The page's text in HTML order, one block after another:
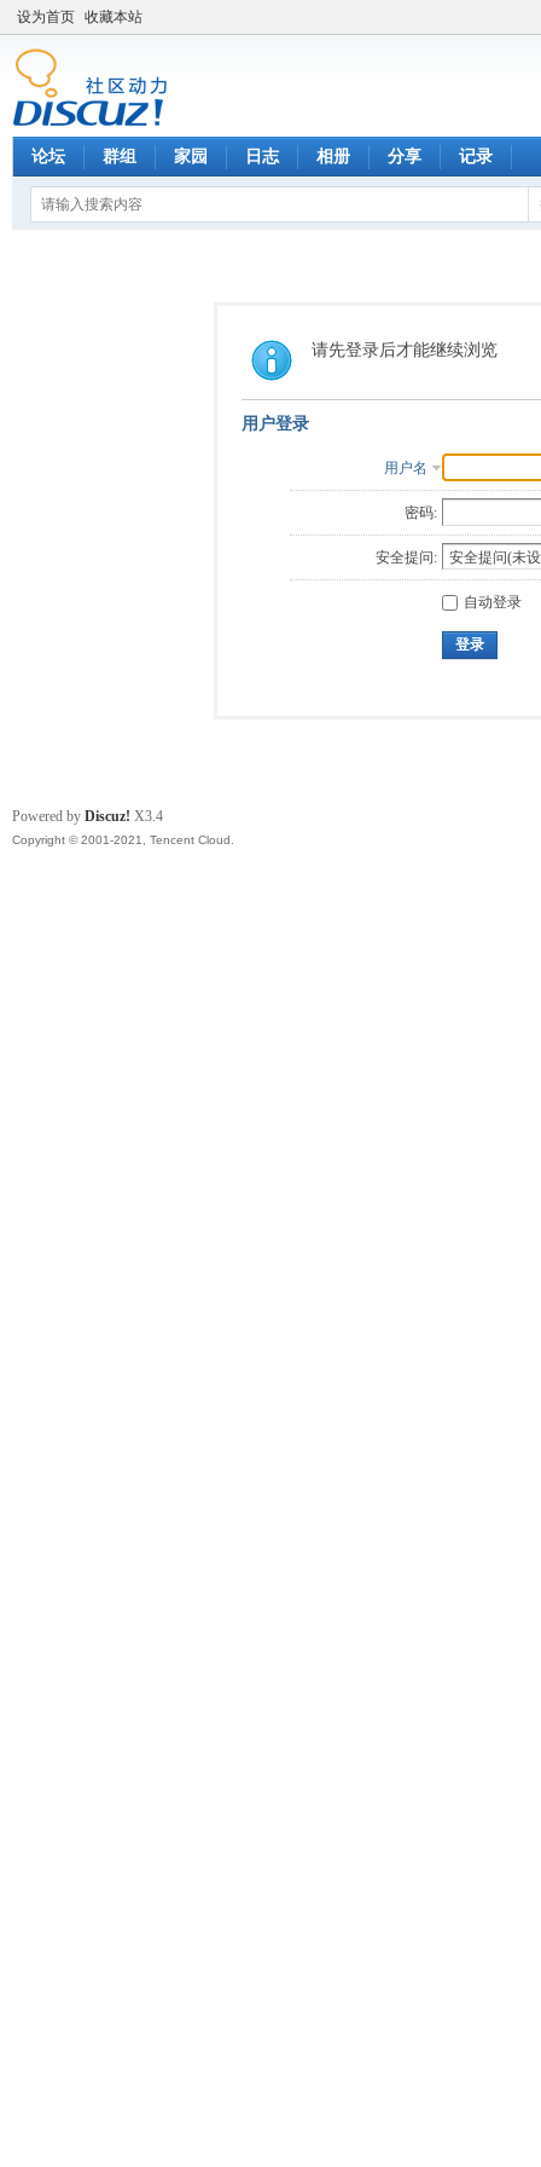
设为首页 收藏本站
论坛 群组 家园 日志 相册 分享 记录
请先登录后才能继续浏览
用户登录
用户名
密码:
安全提问:
自动登录
登录
Powered by Discuz! X3.4
Copyright © 2001-2021, Tencent Cloud.